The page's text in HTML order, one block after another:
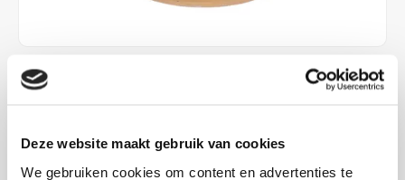
Deze website maakt gebruik van cookies
We gebruiken cookies om content en advertenties te
€40,60
Dekkracht: Halfdekkend